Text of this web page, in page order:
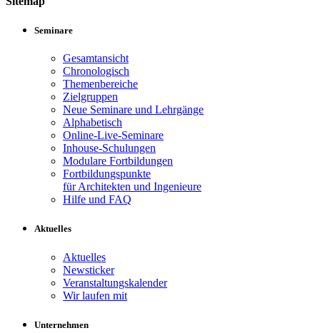
Seminare
Gesamtansicht
Chronologisch
Themenbereiche
Zielgruppen
Neue Seminare und Lehrgänge
Alphabetisch
Online-Live-Seminare
Inhouse-Schulungen
Modulare Fortbildungen
Fortbildungspunkte
für Architekten und Ingenieure
Hilfe und FAQ
Aktuelles
Aktuelles
Newsticker
Veranstaltungskalender
Wir laufen mit
Unternehmen